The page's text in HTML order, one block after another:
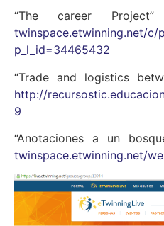
“The career
twinspace.etwinning.net/c/
p_l_id=34465432
“Trade and logistics
http://
9
“Anotaciones a un
twinspace.etwinning.net/